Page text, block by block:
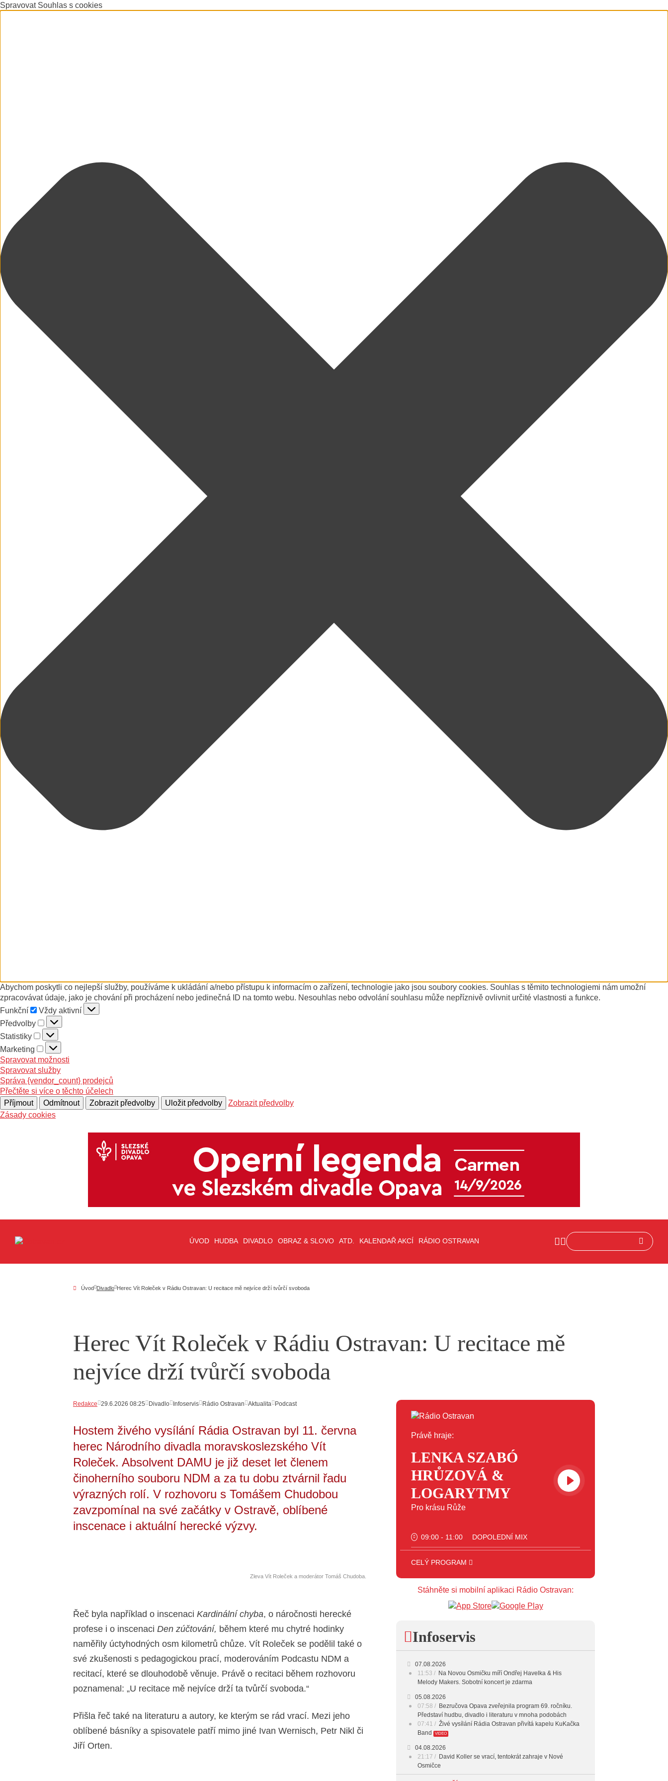
Spravovat Souhlas s cookies
Abychom poskytli co nejlepší služby, používáme k ukládání a/nebo přístupu k informacím o zařízení, technologie jako jsou soubory cookies. Souhlas s těmito technologiemi nám umožní
zpracovávat údaje, jako je chování při procházení nebo jedinečná ID na tomto webu. Nesouhlas nebo odvolání souhlasu může nepříznivě ovlivnit určité vlastnosti a funkce.
Funkční
Funkční
Vždy aktivní
Předvolby
Předvolby
Statistiky
Statistiky
Marketing
Marketing
Spravovat možnosti
Spravovat služby
Správa {vendor_count} prodejců
Přečtěte si více o těchto účelech
Příjmout
Odmítnout Zobrazit předvolby Uložit předvolby
Zobrazit předvolby
Zásady cookies
ÚVOD HUDBA DIVADLO OBRAZ & SLOVO ATD. KALENDAŘ AKCÍ RÁDIO OSTRAVAN
Úvod Divadlo Herec Vít Roleček v Rádiu Ostravan: U recitace mě nejvíce drží tvůrčí svoboda
Herec Vít Roleček v Rádiu Ostravan: U recitace mě
nejvíce drží tvůrčí svoboda
Redakce 29.6.2026 08:25 Divadlo Infoservis Rádio Ostravan Aktualita Podcast
Hostem živého vysílání Rádia Ostravan byl 11. června
herec Národního divadla moravskoslezského Vít
Roleček. Absolvent DAMU je již deset let členem
činoherního souboru NDM a za tu dobu ztvárnil řadu
výrazných rolí. V rozhovoru s Tomášem Chudobou
zavzpomínal na své začátky v Ostravě, oblíbené
inscenace i aktuální herecké výzvy.
Zleva Vít Roleček a moderátor Tomáš Chudoba.
Řeč byla například o inscenaci Kardinální chyba, o náročnosti herecké
profese i o inscenaci Den zúčtování, během které mu chytré hodinky
naměřily úctyhodných osm kilometrů chůze. Vít Roleček se podělil také o
své zkušenosti s pedagogickou prací, moderováním Podcastu NDM a
recitací, které se dlouhodobě věnuje. Právě o recitaci během rozhovoru
poznamenal: „U recitace mě nejvíce drží ta tvůrčí svoboda.“
Přišla řeč také na literaturu a autory, ke kterým se rád vrací. Mezi jeho
oblíbené básníky a spisovatele patří mimo jiné Ivan Wernisch, Petr Nikl či
Jiří Orten.
Právě hraje:
LENKA SZABÓ
HRŮZOVÁ &
LOGARYTMY
Pro krásu Růže
09:00 - 11:00 DOPOLEDNÍ MIX
11:00 - 12:00
12:00 - 16:00 ART
HODINA S MARIÍ
18:00 - 19:00 HODINA S JARKEM
20:00 - 23:00 VEČERNÍ MIX
23:00 - 00:00
CELÝ PROGRAM
Stáhněte si mobilní aplikaci Rádio Ostravan:
Infoservis
07.08.2026
11:53
Na Novou Osmičku míří Ondřej Havelka & His
Melody Makers. Sobotní koncert je zdarma
05.08.2026
07:58
Bezručova Opava zveřejnila program 69. ročníku.
Představí hudbu, divadlo i literaturu v mnoha podobách
07:41
Živé vysílání Rádia Ostravan přivítá kapelu KuKačka
Band
VIDEO
04.08.2026
21:17
David Koller se vrací, tentokrát zahraje v Nové
Osmičce